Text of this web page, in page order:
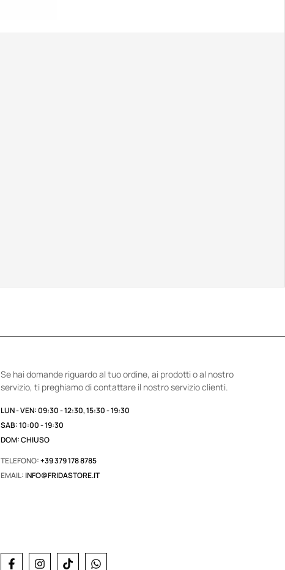
Se hai domande riguardo al tuo ordine, ai prodotti o al nostro
servizio, ti preghiamo di contattare il nostro servizio clienti.
LUN - VEN: 09:30 - 12:30, 15:30 - 19:30
SAB: 10:00 - 19:30
DOM: CHIUSO
TELEFONO:+39 379 178 8785
EMAIL: INFO@FRIDASTORE.IT